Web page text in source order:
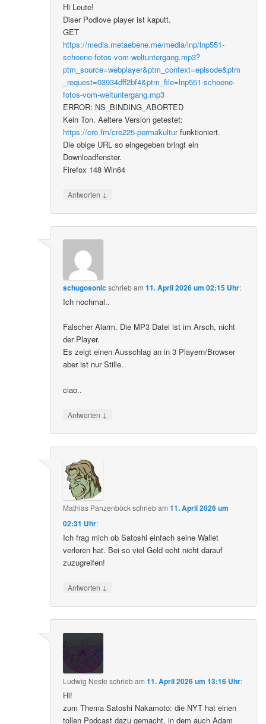
Hi Leute!
Diser Podlove player ist kaputt.
GET
https://media.metaebene.me/media/lnp/lnp551-
schoene-fotos-vom-weltuntergang.mp3?
ptm_source=webplayer&ptm_context=episode&ptm
_request=03934dff2bf4&ptm_file=lnp551-schoene-
fotos-vom-weltuntergang.mp3
ERROR: NS_BINDING_ABORTED
Kein Ton. Aeltere Version getestet:
https://cre.fm/cre225-permakulturfunktioniert.
Die obige URL so eingegeben bringt ein
Downloadfenster.
Firefox 148 Win64
Antworten ↓
schugosonicschriebam11. April 2026 um 02:15 Uhr:
Ich nochmal..
Falscher Alarm. Die MP3 Datei ist im Arsch, nicht
der Player.
Es zeigt einen Ausschlag an in 3 Playern/Browser
aber ist nur Stille.
ciao..
Antworten ↓
Mathias Panzenböckschriebam11. April 2026 um
02:31 Uhr:
Ich frag mich ob Satoshi einfach seine Wallet
verloren hat. Bei so viel Geld echt nicht darauf
zuzugreifen!
Antworten ↓
Ludwig Neste schriebam11. April 2026 um 13:16 Uhr:
Hi!
zum Thema Satoshi Nakamoto: die NYT hat einen
tollen Podcast dazu gemacht, in dem auch Adam